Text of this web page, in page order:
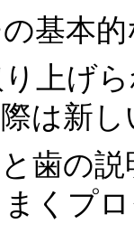
基本
上げ
は新
歯の
くプ